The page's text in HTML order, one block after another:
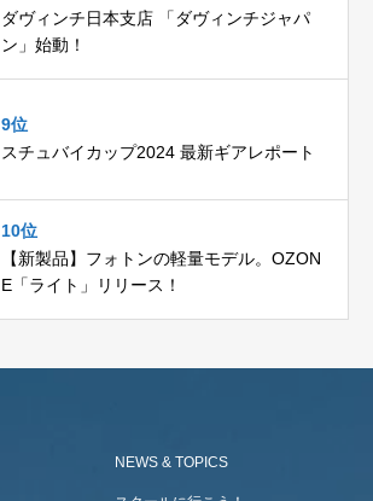
ダヴィンチ日本支店 「ダヴィンチジャパ
ン」始動！
9位
スチュバイカップ2024 最新ギアレポート
10位
【新製品】フォトンの軽量モデル。OZON
E「ライト」リリース！
NEWS & TOPICS